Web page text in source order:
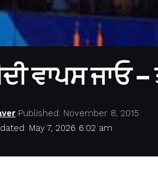
ਵਾਪਸ ਜਾਓ
May 7, 2026 6:02 am
Published: November 8, 2015